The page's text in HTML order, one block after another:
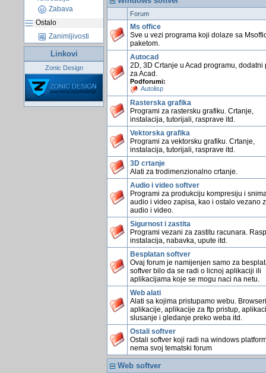
Zabava
Ostalo
Zanimljivosti
Linkovi
Zonic Design
Forum
Ms office
Sve u vezi programa koji dolaze sa
paketom.
Autocad
2D, 3D Crtanje u Acad programu, dodatni
za Acad.
Podforumi:
Autolisp
Rasterska grafika
Programi za rastersku grafiku. Crtanje,
instalacija, tutorijali, rasprave itd.
Vektorska grafika
Programi za vektorsku grafiku. Crtanje,
instalacija, tutorijali, rasprave itd.
3D crtanje
Alati za trodimenzionalno crtanje.
Audio i video softver
Programi za produkciju kompresiju i
audio i video zapisa, kao i ostalo vezano
audio i video.
Sigurnost i zastita
Programi vezani za zastitu racunara.
instalacija, nabavka, upute itd.
Besplatan softver
Ovaj forum je namijenjen samo za
softver bilo da se radi o licnoj aplikaciji ili
aplikacijama koje se mogu naci na netu.
Web alati
Alati sa kojima pristupamo webu.
aplikacije, aplikacije za ftp pristup,
slusanje i gledanje preko weba itd.
Ostali softver
Ostali softver koji radi na windows
nema svoj tematski forum
Web softver